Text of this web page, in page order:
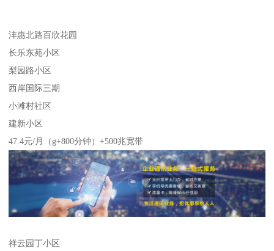
沣惠北路百欣花园
长乐东苑小区
梨园路小区
西岸国际三期
小滩村社区
建新小区
47.4元/月（g+800分钟）+500兆宽带
祥云园丁小区